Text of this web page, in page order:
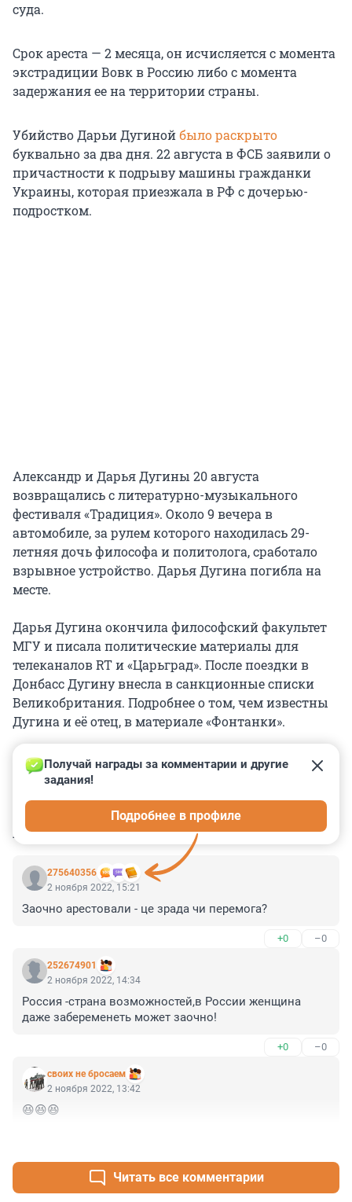
суда.
Срок ареста — 2 месяца, он исчисляется с момента
экстрадиции Вовк в Россию либо с момента
задержания ее на территории страны.
Убийство Дарьи Дугинойбыло раскрыто
буквально за два дня. 22 августа в ФСБ заявили о
причастности к подрыву машины гражданки
Украины, которая приезжала в РФ с дочерью-
подростком.
Александр и Дарья Дугины 20 августа
возвращались с литературно-музыкального
фестиваля «Традиция». Около 9 вечера в
автомобиле, за рулем которого находилась 29-
летняя дочь философа и политолога, сработало
взрывное устройство. Дарья Дугина погибла на
месте.
Дарья Дугина окончила философский факультет
МГУ и писала политические материалы для
телеканалов RT и «Царьград». После поездки в
Донбасс Дугину внесла в санкционные списки
Великобритания. Подробнее о том, чем известны
Дугина и её отец, в материале «Фонтанки».
КОММЕНТАРИИ 5
275640356
Получай награды за комментарии и другие
задания!
Подробнее в профиле
2 ноября 2022, 15:21
Заочно арестовали - це зрада чи перемога?
+0 –0
252674901
2 ноября 2022, 14:34
Россия -страна возможностей,в России женщина
даже забеременеть может заочно!
+0 –0
своих не бросаем
2 ноября 2022, 13:42
😆😆😆
Читать все комментарии